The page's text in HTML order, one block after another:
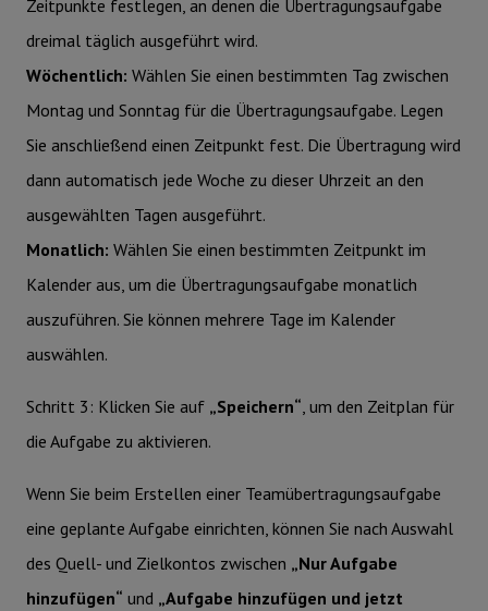
Zeitpunkte festlegen, an denen die Übertragungsaufgabe
dreimal täglich ausgeführt wird.
Wöchentlich: Wählen Sie einen bestimmten Tag zwischen
Montag und Sonntag für die Übertragungsaufgabe. Legen
Sie anschließend einen Zeitpunkt fest. Die Übertragung wird
dann automatisch jede Woche zu dieser Uhrzeit an den
ausgewählten Tagen ausgeführt.
Monatlich: Wählen Sie einen bestimmten Zeitpunkt im
Kalender aus, um die Übertragungsaufgabe monatlich
auszuführen. Sie können mehrere Tage im Kalender
auswählen.
Schritt 3: Klicken Sie auf „Speichern“, um den Zeitplan für
die Aufgabe zu aktivieren.
Wenn Sie beim Erstellen einer Teamübertragungsaufgabe
eine geplante Aufgabe einrichten, können Sie nach Auswahl
des Quell- und Zielkontos zwischen „Nur Aufgabe
hinzufügen“ und „Aufgabe hinzufügen und jetzt